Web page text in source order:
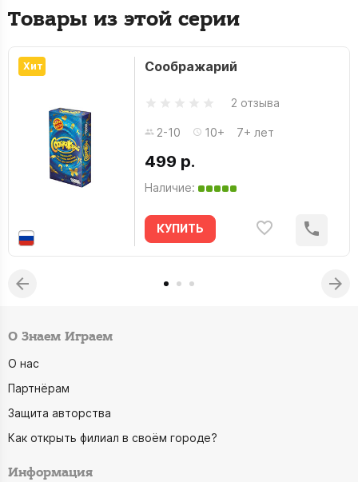
Товары из этой серии
Хит Соображарий
2 отзыва
2-10 10+ 7+ лет
499 р.
Наличие:
КУПИТЬ
О Знаем Играем
О нас
Партнёрам
Защита авторства
Как открыть филиал в своём городе?
Информация